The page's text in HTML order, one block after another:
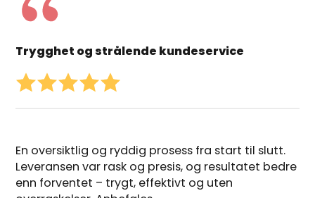
Trygghet og strålende kundeservice
En oversiktlig og ryddig prosess fra start til slutt.
Leveransen var rask og presis, og resultatet bedre
enn forventet – trygt, effektivt og uten